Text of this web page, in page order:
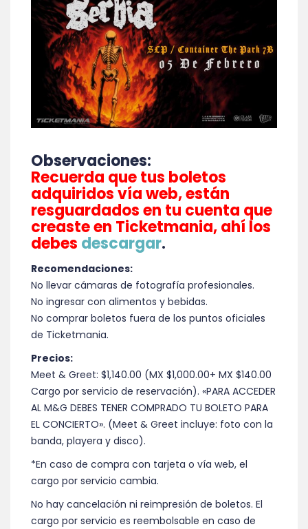
Observaciones:
Recuerda que tus boletos
adquiridos vía web, están
resguardados en tu cuenta que
creaste en Ticketmania, ahí los
debes descargar.
Recomendaciones:
No llevar cámaras de fotografía profesionales.
No ingresar con alimentos y bebidas.
No comprar boletos fuera de los puntos oficiales
de Ticketmania.
Precios:
Meet & Greet: $1,140.00 (MX $1,000.00+ MX $140.00
Cargo por servicio de reservación). «PARA ACCEDER
AL M&G DEBES TENER COMPRADO TU BOLETO PARA
EL CONCIERTO». (Meet & Greet incluye: foto con la
banda, playera y disco).
*En caso de compra con tarjeta o vía web, el
cargo por servicio cambia.
No hay cancelación ni reimpresión de boletos. El
cargo por servicio es reembolsable en caso de